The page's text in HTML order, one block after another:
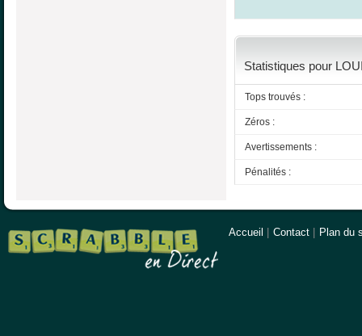
Statistiques pour
Tops trouvés :
Zéros :
Avertissements :
Pénalités :
Accueil Contact Plan du